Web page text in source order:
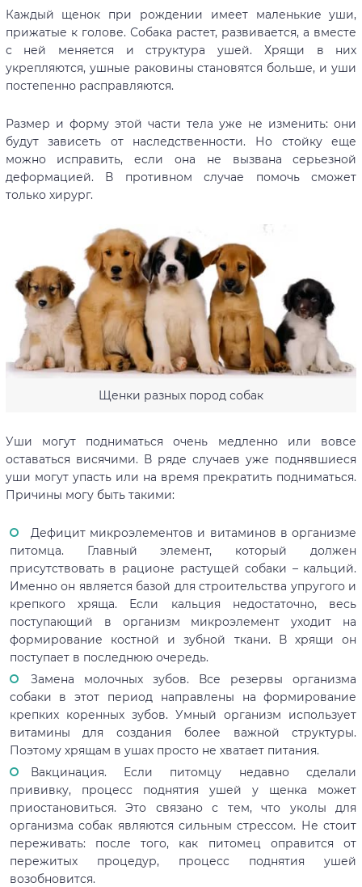
Каждый щенок при рождении имеет маленькие уши,
прижатые к голове. Собака растет, развивается, а вместе
с ней меняется и структура ушей. Хрящи в них
укрепляются, ушные раковины становятся больше, и уши
постепенно расправляются.
Размер и форму этой части тела уже не изменить: они
будут зависеть от наследственности. Но стойку еще
можно исправить, если она не вызвана серьезной
деформацией. В противном случае помочь сможет
только хирург.
Щенки разных пород собак
Уши могут подниматься очень медленно или вовсе
оставаться висячими. В ряде случаев уже поднявшиеся
уши могут упасть или на время прекратить подниматься.
Причины могу быть такими:
Дефицит микроэлементов и витаминов в организме
питомца. Главный элемент, который должен
присутствовать в рационе растущей собаки – кальций.
Именно он является базой для строительства упругого и
крепкого хряща. Если кальция недостаточно, весь
поступающий в организм микроэлемент уходит на
формирование костной и зубной ткани. В хрящи он
поступает в последнюю очередь.
Замена молочных зубов. Все резервы организма
собаки в этот период направлены на формирование
крепких коренных зубов. Умный организм использует
витамины для создания более важной структуры.
Поэтому хрящам в ушах просто не хватает питания.
Вакцинация. Если питомцу недавно сделали
прививку, процесс поднятия ушей у щенка может
приостановиться. Это связано с тем, что уколы для
организма собак являются сильным стрессом. Не стоит
переживать: после того, как питомец оправится от
пережитых процедур, процесс поднятия ушей
возобновится.